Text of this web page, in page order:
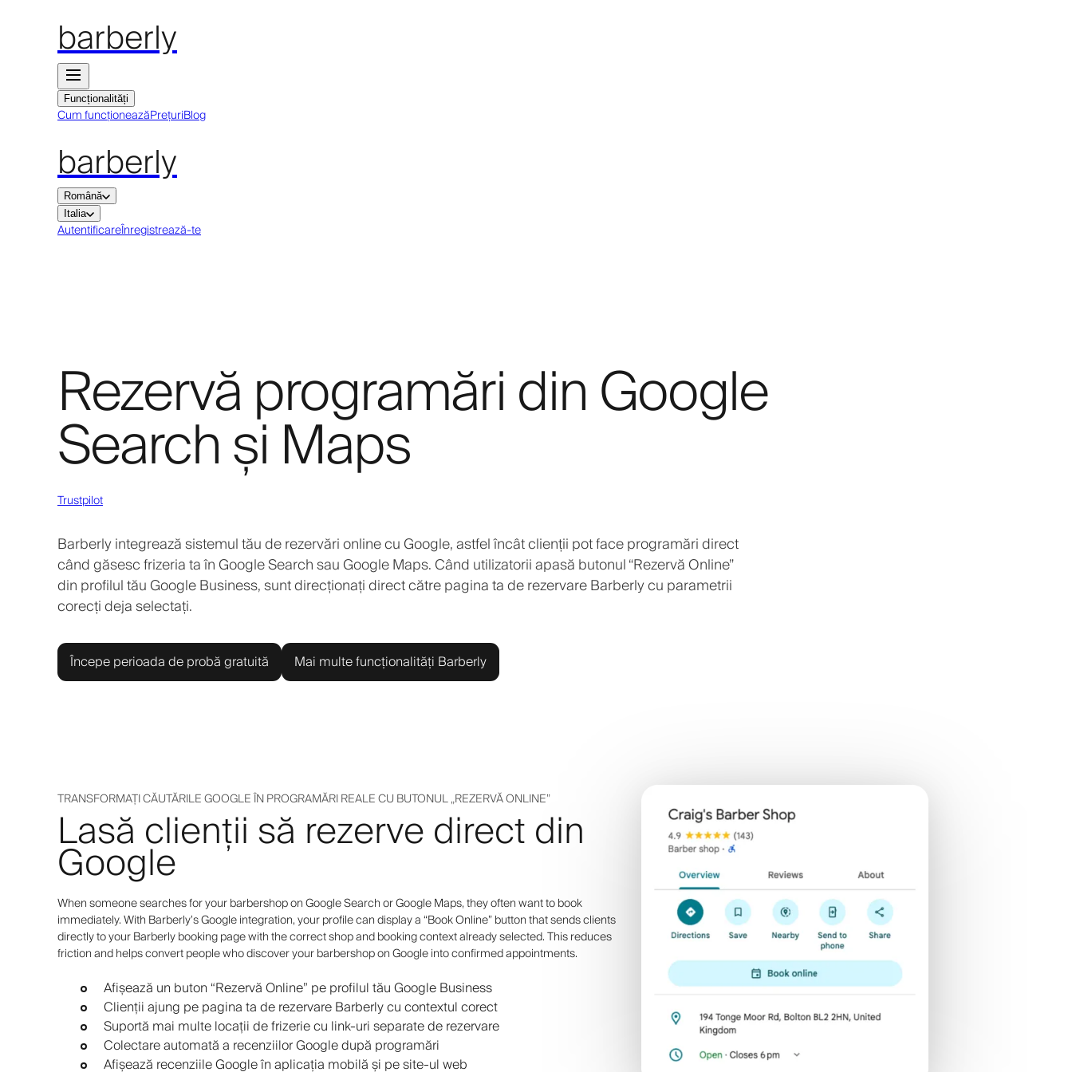
barberly
Funcționalități
Cum funcționeazăPrețuriBlog
barberly
Română
Italia
AutentificareÎnregistrează-te
Rezervă programări din Google
Search și Maps
Trustpilot
Barberly integrează sistemul tău de rezervări online cu Google, astfel încât clienții pot face programări direct
când găsesc frizeria ta în Google Search sau Google Maps. Când utilizatorii apasă butonul “Rezervă Online”
din profilul tău Google Business, sunt direcționați direct către pagina ta de rezervare Barberly cu parametrii
corecți deja selectați.
Începe perioada de probă gratuită Mai multe funcționalități Barberly
TRANSFORMAȚI CĂUTĂRILE GOOGLE ÎN PROGRAMĂRI REALE CU BUTONUL „REZERVĂ ONLINE”
Lasă clienții să rezerve direct din
Google
When someone searches for your barbershop on Google Search or Google Maps, they often want to book
immediately. With Barberly’s Google integration, your profile can display a “Book Online” button that sends clients
directly to your Barberly booking page with the correct shop and booking context already selected. This reduces
friction and helps convert people who discover your barbershop on Google into confirmed appointments.
Afișează un buton “Rezervă Online” pe profilul tău Google Business
Clienții ajung pe pagina ta de rezervare Barberly cu contextul corect
Suportă mai multe locații de frizerie cu link-uri separate de rezervare
Colectare automată a recenziilor Google după programări
Afișează recenziile Google în aplicația mobilă și pe site-ul web